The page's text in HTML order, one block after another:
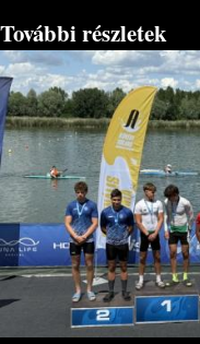
További részletek